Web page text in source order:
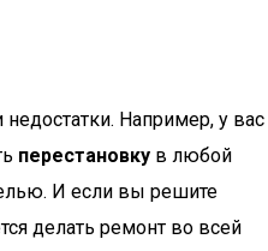
недостатки. Например, у вас
перестановку в любой
И если вы решите
делать ремонт во всей